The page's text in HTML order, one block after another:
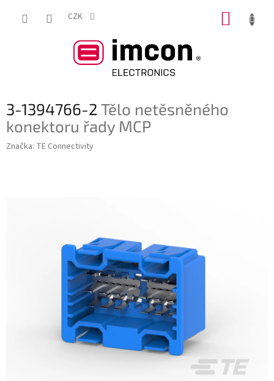
CZK
3-1394766-2Tělo netěsněného
konektoru řady MCP
Značka: TE Connectivity